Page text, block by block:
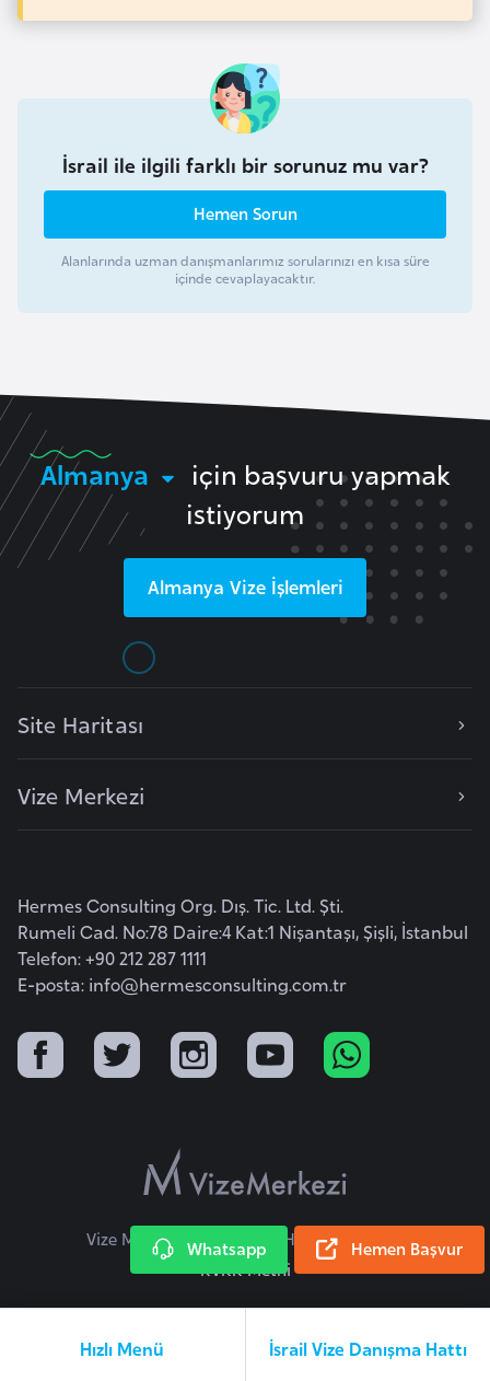
İsrail ile ilgili farklı bir sorunuz mu var?
Hemen Sorun
Alanlarında uzman danışmanlarımız sorularınızı en kısa süre
içinde cevaplayacaktır.
Hızlı Menü İsrail Vize Danışma Hattı
Almanya
için başvuru yapmak
istiyorum
Almanya Vize İşlemleri
Site Haritası
Vize Merkezi
Hermes Consulting Org. Dış. Tic. Ltd. Şti.
Rumeli Cad. No:78 Daire:4 Kat:1 Nişantaşı, Şişli, İstanbul
Telefon: +90 212 287 1111
E-posta: info@hermesconsulting.com.tr
Vize Merkezi © 2026 Tüm Hakları Saklıdır.
KVKK Metni
g
a
r
i
u
k
F
a
s
o
Ç
a
Hemen Başvur
Whatsapp